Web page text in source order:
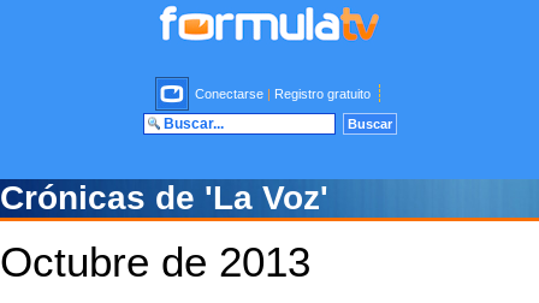
Conectarse | Registro gratuito
Crónicas de 'La Voz'
Octubre de 2013